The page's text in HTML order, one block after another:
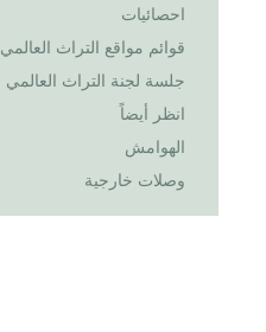
احصائيات
قوائم مواقع التراث العالمي
جلسة لجنة التراث العالمي
انظر أيضاً
الهوامش
وصلات خارجية